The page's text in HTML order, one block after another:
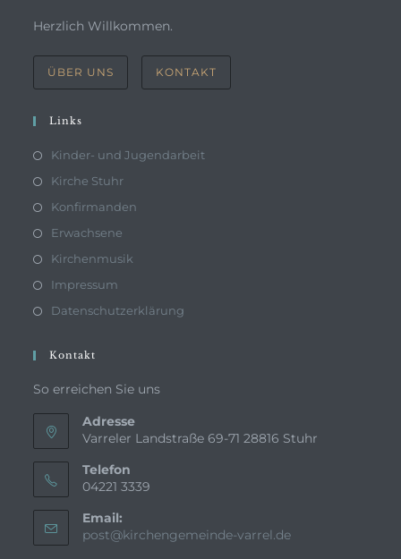
Herzlich Willkommen.
ÜBER UNS KONTAKT
Links
Kinder- und Jugendarbeit
Kirche Stuhr
Konfirmanden
Erwachsene
Kirchenmusik
Impressum
Datenschutzerklärung
Kontakt
So erreichen Sie uns
Adresse
Varreler Landstraße 69-71 28816 Stuhr
Telefon
04221 3339
Email:
post@kirchengemeinde-varrel.deOpens